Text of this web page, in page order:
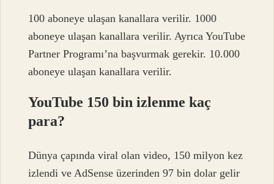
100 aboneye ulaşan kanallara verilir. 1000
aboneye ulaşan kanallara verilir. Ayrıca YouTube
Partner Programı’na başvurmak gerekir. 10.000
aboneye ulaşan kanallara verilir.
YouTube 150 bin izlenme kaç
para?
Dünya çapında viral olan video, 150 milyon kez
izlendi ve AdSense üzerinden 97 bin dolar gelir